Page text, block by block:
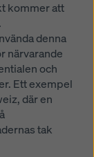
kommer att
denna
närvarande
och
Ett exempel
där en
tak